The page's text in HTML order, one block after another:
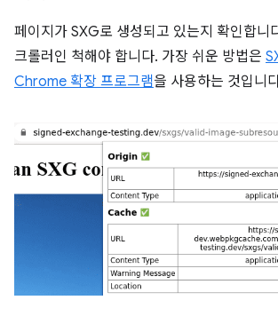
페이지가 SXG로 생성되고 있는지 확인합니
크롤러인 척해야 합니다. 가장 쉬운 방법은
Chrome 확장 프로그램을 사용하는 것입니